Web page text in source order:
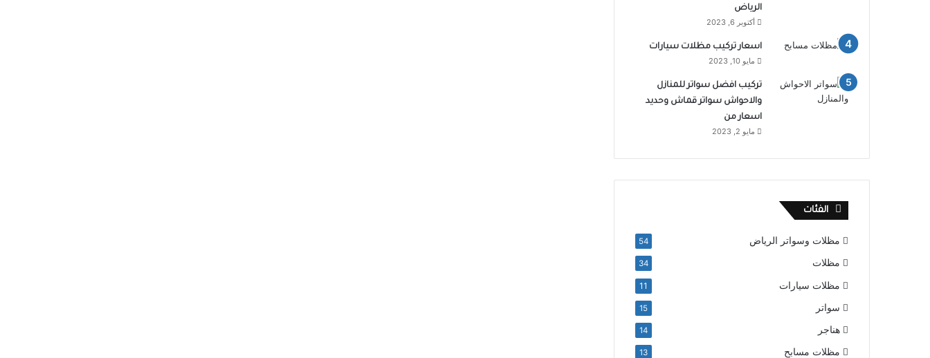
الرياض
أكتوبر 6, 2023
اسعار تركيب مظلات سيارات
مايو 10, 2023
تركيب افضل سواتر للمنازل
والاحواش سواتر قماش وحديد
اسعار من
مايو 2, 2023
الفئات
مظلات وسواتر الرياض 54
مظلات 34
مظلات سيارات 11
سواتر 15
هناجر 14
مظلات مسابح 13